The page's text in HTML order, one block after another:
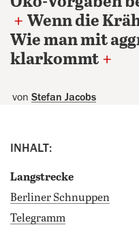
+ Wenn die
Wie man mit
klarkommt +
von Stefan Jacobs
INHALT:
Langstrecke
Berliner Schnuppen
Telegramm